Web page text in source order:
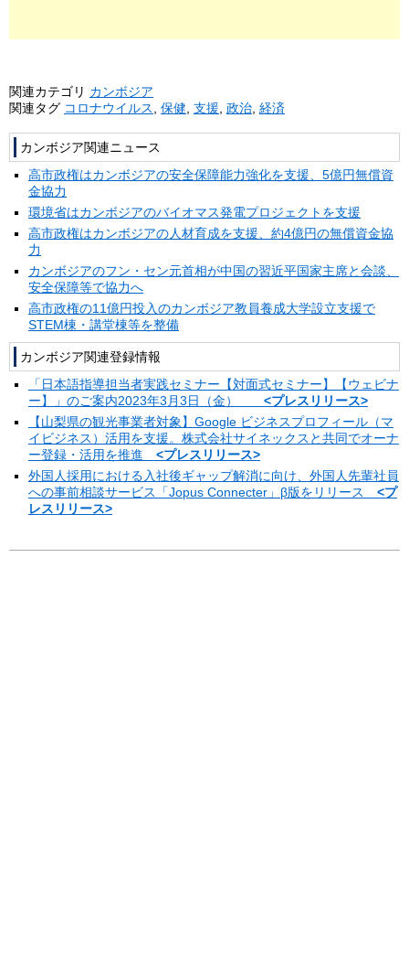
関連カテゴリ カンボジア
関連タグ コロナウイルス 保健 支援 政治 経済
カンボジア関連ニュース
高市政権はカンボジアの安全保障能力強化を支援、5億円無償資
金協力
環境省はカンボジアのバイオマス発電プロジェクトを支援
高市政権はカンボジアの人材育成を支援、約4億円の無償資金協
力
カンボジアのフン・セン元首相が中国の習近平国家主席と会談、
安全保障等で協力へ
高市政権の11億円投入のカンボジア教員養成大学設立支援で
STEM棟・講堂棟等を整備
カンボジア関連登録情報
「日本語指導担当者実践セミナー【対面式セミナー】【ウェビナ
ー】」のご案内2023年3月3日（金） <プレスリリース>
【山梨県の観光事業者対象】Google ビジネスプロフィール（マ
イビジネス）活用を支援。株式会社サイネックスと共同でオーナ
ー登録・活用を推進 <プレスリリース>
外国人採用における入社後ギャップ解消に向け、外国人先輩社員
への事前相談サービス「Jopus Connecter」β版をリリース <プ
レスリリース>